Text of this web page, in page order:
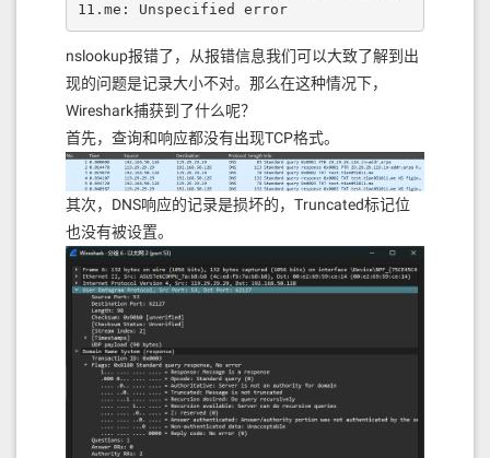
11.me: Unspecified error
nslookup报错了，从报错信息我们可以大致了解到出
现的问题是记录大小不对。那么在这种情况下，
Wireshark捕获到了什么呢？
首先，查询和响应都没有出现TCP格式。
其次，DNS响应的记录是损坏的，Truncated标记位
也没有被设置。